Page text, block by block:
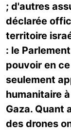
; d'autres
déclarée
territoire
: le
pouvoir en
seulement
humanitaire
Gaza. Quant
des drones